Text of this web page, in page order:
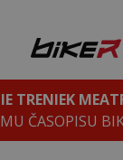
TRENIEK
ČASOPISU